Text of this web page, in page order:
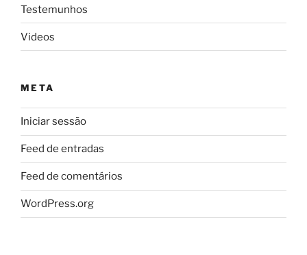
Testemunhos
Videos
META
Iniciar sessão
Feed de entradas
Feed de comentários
WordPress.org